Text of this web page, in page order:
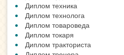
Диплом техника
Диплом технолога
Диплом товароведа
Диплом токаря
Диплом тракториста